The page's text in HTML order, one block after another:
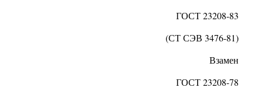
ГОСТ23208-83
(СТ СЭВ 3476-81)
Взамен
ГОСТ23208-78